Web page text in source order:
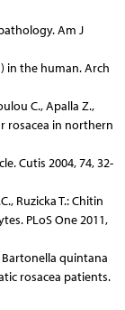
Am J
in the human. Arch
C., Apalla Z.,
rosacea in northern
Cutis 2004, 74, 32-
Ruzicka T.: Chitin
PLoS One 2011,
Bartonella quintana
rosacea patients.